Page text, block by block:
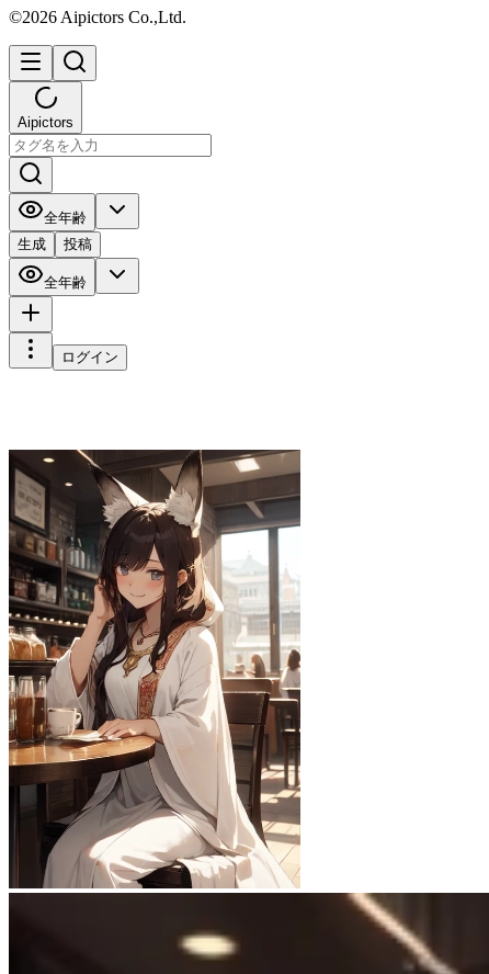
©2026 Aipictors Co.,Ltd.
Aipictors
全年齢
生成
投稿
全年齢
ログイン